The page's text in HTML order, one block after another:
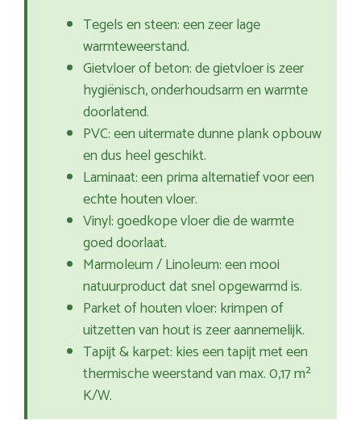
Tegels en steen: een zeer lage
warmteweerstand.
Gietvloer of beton: de gietvloer is zeer
hygiënisch, onderhoudsarm en warmte
doorlatend.
PVC: een uitermate dunne plank opbouw
en dus heel geschikt.
Laminaat: een prima alternatief voor een
echte houten vloer.
Vinyl: goedkope vloer die de warmte
goed doorlaat.
Marmoleum / Linoleum: een mooi
natuurproduct dat snel opgewarmd is.
Parket of houten vloer: krimpen of
uitzetten van hout is zeer aannemelijk.
Tapijt & karpet: kies een tapijt met een
thermische weerstand van max. 0,17 m²
K/W.